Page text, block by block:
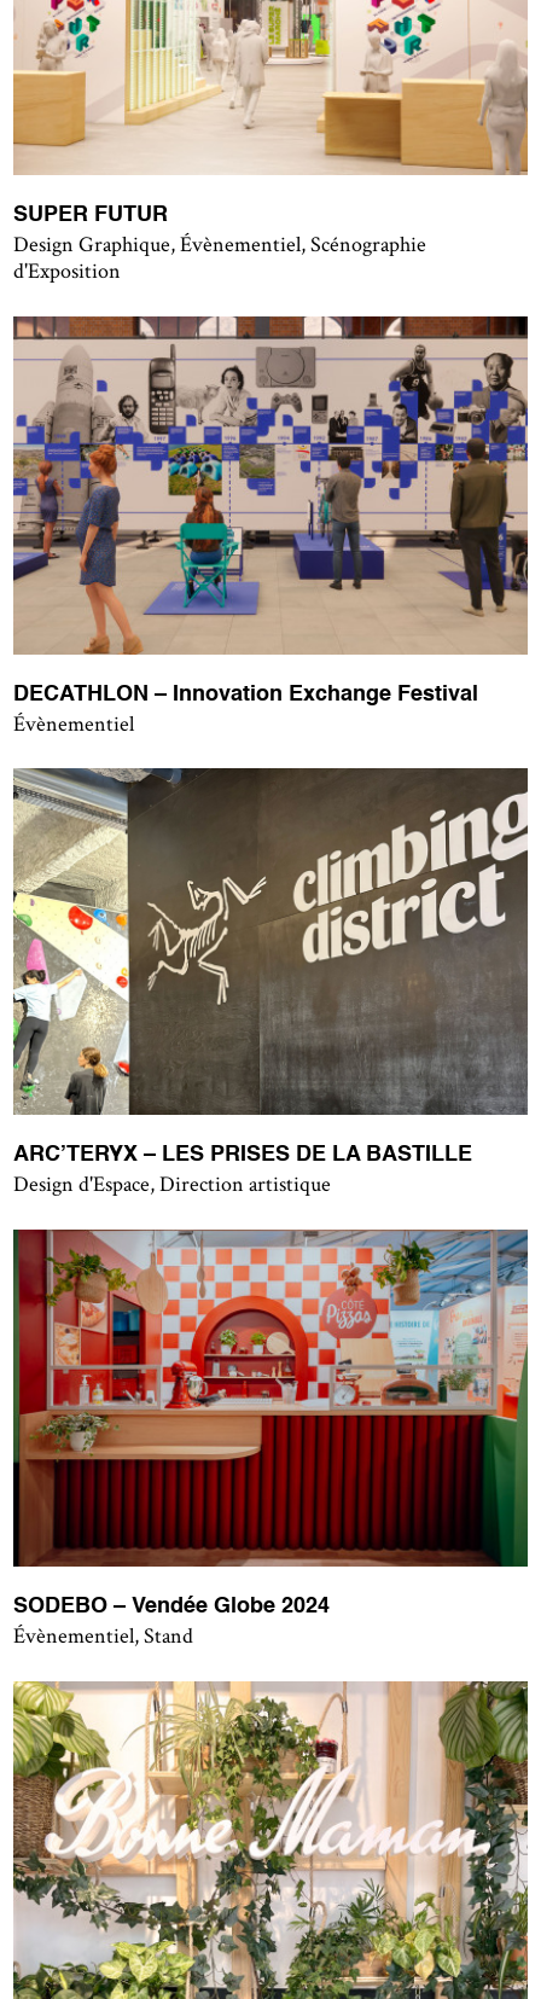
SUPER FUTUR
Design Graphique, Évènementiel, Scénographie
d'Exposition
DECATHLON – Innovation Exchange Festival
Évènementiel
ARC’TERYX – LES PRISES DE LA BASTILLE
Design d'Espace, Direction artistique
SODEBO – Vendée Globe 2024
Évènementiel, Stand